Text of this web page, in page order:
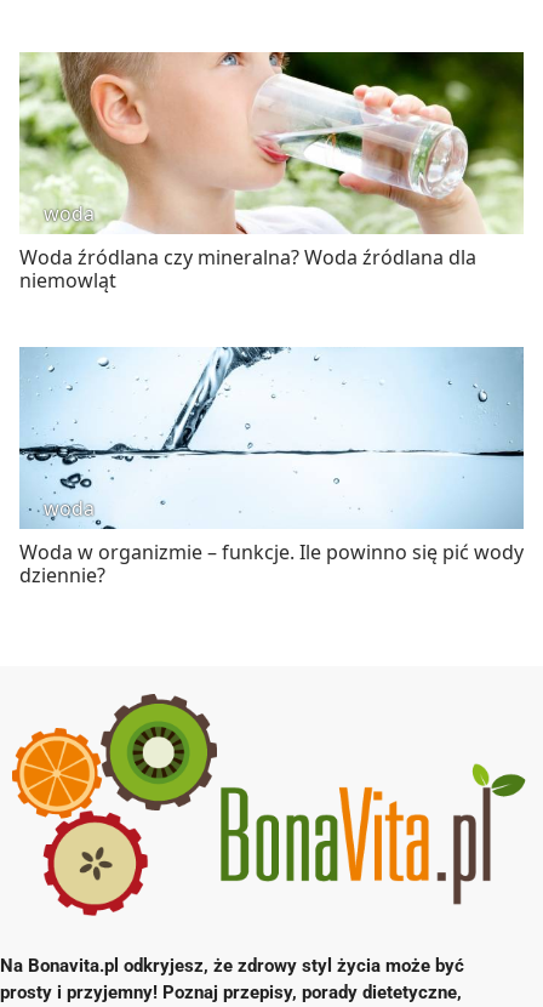
woda
Woda źródlana czy mineralna? Woda źródlana dla
niemowląt
woda
Woda w organizmie – funkcje. Ile powinno się pić wody
dziennie?
Na Bonavita.pl odkryjesz, że zdrowy styl życia może być
prosty i przyjemny! Poznaj przepisy, porady dietetyczne,